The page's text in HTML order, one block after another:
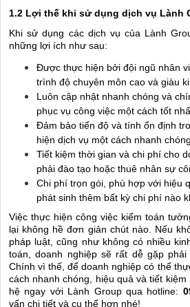
1.2 Lợi thế khi sử dụng dịch vụ Lành
Khi sử dụng các dịch vụ của Lành
những lợi ích như sau:
Được thực hiện bởi đội ngũ nhân
trình độ chuyên môn cao và giàu
Luôn cập nhật nhanh chóng và
phục vụ công việc một cách tốt
Đảm bảo tiến độ và tính ổn định
hiện dịch vụ một cách nhanh
Tiết kiệm thời gian và chi phí cho
phải đào tạo hoặc thuê nhân sự
Chi phí trọn gói, phù hợp với hiệu
phát sinh thêm bất kỳ chi phí nào
Việc thực hiện công việc kiểm toán
lại không hề đơn giản chút nào. Nếu
pháp luật, cũng như không có nhiều
toán, doanh nghiệp sẽ rất dễ gặp phải
Chính vì thế, để doanh nghiệp có thể
cách nhanh chóng, hiệu quả và tiết
hệ ngay với Lành Group qua hotline:
vấn chi tiết và cụ thể hơn nhé!